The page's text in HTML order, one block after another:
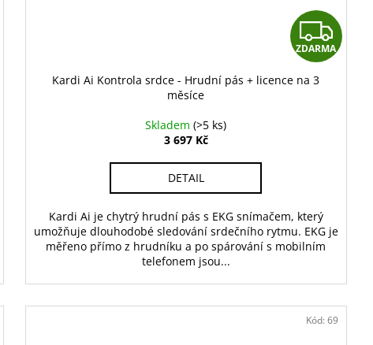
Z
D
ZDARMA
Kardi Ai Kontrola srdce - Hrudní pás + licence na 3
měsíce
Skladem(>5 ks)
3 697 Kč
DETAIL
Kardi Ai je chytrý hrudní pás s EKG snímačem, který
umožňuje dlouhodobé sledování srdečního rytmu. EKG je
měřeno přímo z hrudníku a po spárování s mobilním
telefonem jsou...
Kód: 69